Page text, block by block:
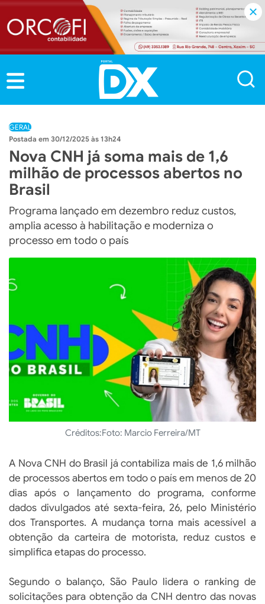
GERAL
30/12/2025 às 13h24
Nova CNH já soma mais de 1,6
milhão de processos abertos no
Brasil
Programa lançado em dezembro reduz custos,
amplia acesso à habilitação e moderniza o
processo em todo o país
Créditos:Foto: Marcio Ferreira/MT
A Nova CNH do Brasil já contabiliza mais de 1,6 milhão
de processos abertos em todo o país em menos de 20
dias após o lançamento do programa, conforme
dados divulgados até sexta-feira, 26, pelo Ministério
dos Transportes. A mudança torna mais acessível a
obtenção da carteira de motorista, reduz custos e
simplifica etapas do processo.
Segundo o balanço, São Paulo lidera o ranking de
solicitações para obtenção da CNH dentro das novas